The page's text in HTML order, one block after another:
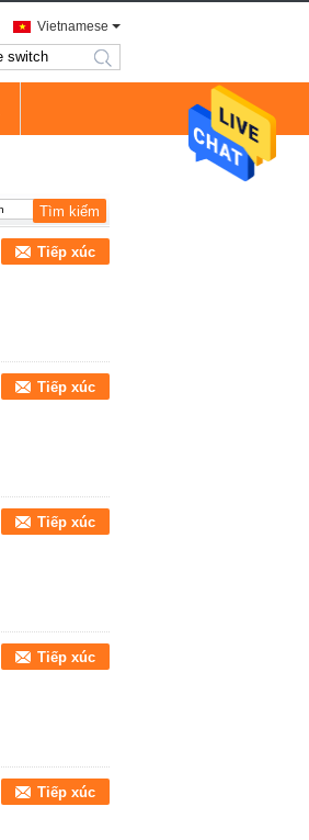
Vietnamese
search
Tiếp xúc
Tiếp xúc
Tiếp xúc
Tiếp xúc
Tiếp xúc